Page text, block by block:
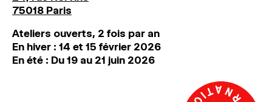
75018 Paris
Ateliers ouverts, 2 fois par an
En hiver : 14 et 15 février 2026
En été : Du 19 au 21 juin 2026